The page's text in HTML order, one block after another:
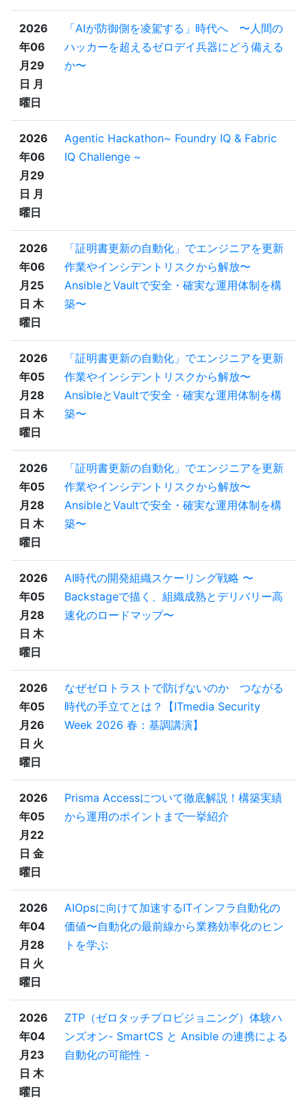
2026
年06
月29
日 月
曜日
「AIが防御側を凌駕する」時代へ 〜人間の
ハッカーを超えるゼロデイ兵器にどう備える
か〜
2026
年06
月29
日 月
曜日
Agentic Hackathon~ Foundry IQ & Fabric
IQ Challenge ~
2026
年06
月25
日 木
曜日
「証明書更新の自動化」でエンジニアを更新
作業やインシデントリスクから解放〜
AnsibleとVaultで安全・確実な運用体制を構
築〜
2026
年05
月28
日 木
曜日
「証明書更新の自動化」でエンジニアを更新
作業やインシデントリスクから解放〜
AnsibleとVaultで安全・確実な運用体制を構
築〜
2026
年05
月28
日 木
曜日
「証明書更新の自動化」でエンジニアを更新
作業やインシデントリスクから解放〜
AnsibleとVaultで安全・確実な運用体制を構
築〜
2026
年05
月28
日 木
曜日
AI時代の開発組織スケーリング戦略 〜
Backstageで描く、組織成熟とデリバリー高
速化のロードマップ〜
2026
年05
月26
日 火
曜日
なぜゼロトラストで防げないのか つながる
時代の手立てとは？【ITmedia Security
Week 2026 春：基調講演】
2026
年05
月22
日 金
曜日
Prisma Accessについて徹底解説！構築実績
から運用のポイントまで一挙紹介
2026
年04
月28
日 火
曜日
AIOpsに向けて加速するITインフラ自動化の
価値〜自動化の最前線から業務効率化のヒン
トを学ぶ
2026
年04
月23
日 木
曜日
ZTP（ゼロタッチプロビジョニング）体験ハ
ンズオン- SmartCS と Ansible の連携による
自動化の可能性 -